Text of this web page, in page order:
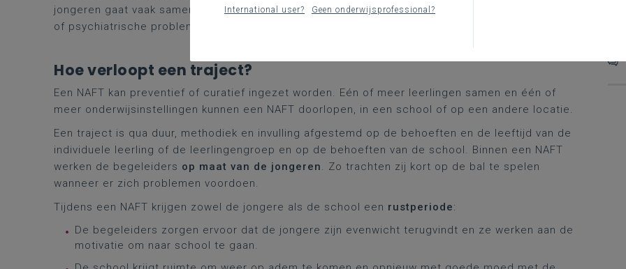
jongeren gaat vaak samen met spijbelgedrag, een problematische thuissituatie, delinquent gedrag
of psychiatrische problemen bij de jongere of binnen zijn leefomgeving.
Hoe verloopt een traject?
Een NAFT kan preventief of curatief ingezet worden. Eén of meer leerlingen samen en één of
meer onderwijsinstellingen kunnen een NAFT doorlopen, in een school of op een andere locatie.
Een traject is qua duur, methodiek en invulling afgestemd op de behoeften en de leeftijd van de
individuele leerling of de leerlingengroep en op de behoeften van de school. Binnen een NAFT
werken de begeleiders op maat van de jongeren. Zo trachten zij kort op de bal te spelen
wanneer er zich problemen voordoen.
Tijdens een NAFT krijgen zowel de jongere als de school een rustperiode:
De begeleiders zorgen ervoor dat de jongere zijn evenwicht terugvindt en ze werken aan de
motivatie om naar school te gaan.
International user? Geen onderwijsprofessional?